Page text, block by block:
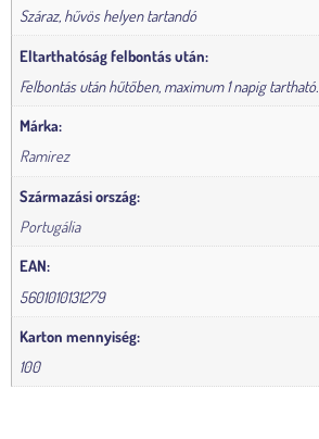
Száraz, hűvös helyen tartandó
Eltarthatóság felbontás után:
Felbontás után hűtőben, maximum 1 napig tartható.
Márka:
Ramirez
Származási ország:
Portugália
EAN:
5601010131279
Karton mennyiség:
100